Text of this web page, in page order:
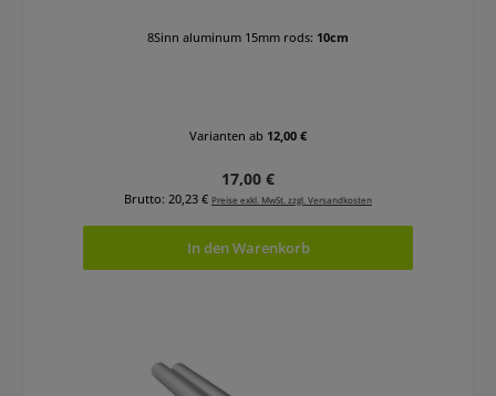
8Sinn aluminum 15mm rods: 10cm
Varianten ab 12,00 €
Regulärer Preis:
17,00 €
Brutto: 20,23 € Preise exkl. MwSt. zzgl. Versandkosten
In den Warenkorb